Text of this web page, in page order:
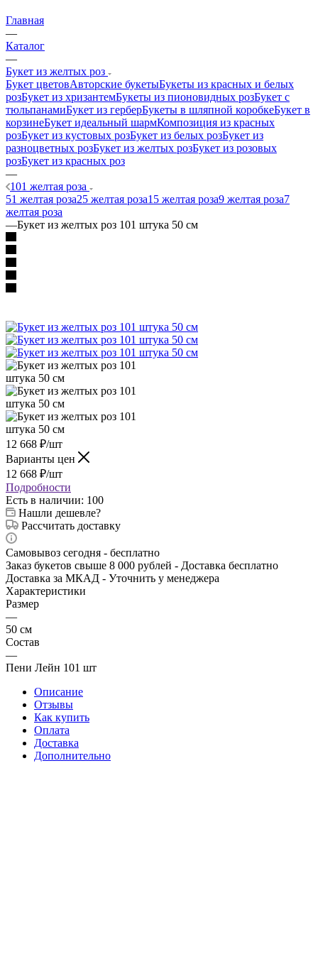
Главная
—
Каталог
—
Букет из желтых роз
Букет цветовАвторские букетыБукеты из красных и белых
розБукет из хризантемБукеты из пионовидных розБукет с
тюльпанамиБукет из герберБукеты в шляпной коробкеБукет в
корзинеБукет идеальный шармКомпозиция из красных
розБукет из кустовых розБукет из белых розБукет из
разноцветных розБукет из желтых розБукет из розовых
розБукет из красных роз
—
101 желтая роза
51 желтая роза25 желтая роза15 желтая роза9 желтая роза7
желтая роза
—Букет из желтых роз 101 штука 50 см
12 668 ₽/шт
Варианты цен
12 668 ₽/шт
Подробности
Есть в наличии: 100
Нашли дешевле?
Рассчитать доставку
Самовывоз сегодня - бесплатно
Заказ букетов свыше 8 000 рублей - Доставка бесплатно
Доставка за МКАД - Уточнить у менеджера
Характеристики
Размер
—
50 см
Состав
—
Пени Лейн 101 шт
Описание
Отзывы
Как купить
Оплата
Доставка
Дополнительно